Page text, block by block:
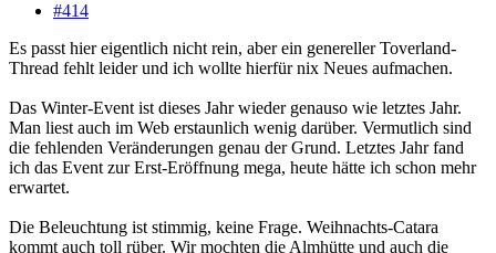
#414
Es passt hier eigentlich nicht rein, aber ein genereller Toverland-
Thread fehlt leider und ich wollte hierfür nix Neues aufmachen.
Das Winter-Event ist dieses Jahr wieder genauso wie letztes Jahr.
Man liest auch im Web erstaunlich wenig darüber. Vermutlich sind
die fehlenden Veränderungen genau der Grund. Letztes Jahr fand
ich das Event zur Erst-Eröffnung mega, heute hätte ich schon mehr
erwartet.
Die Beleuchtung ist stimmig, keine Frage. Weihnachts-Catara
kommt auch toll rüber. Wir mochten die Almhütte und auch die